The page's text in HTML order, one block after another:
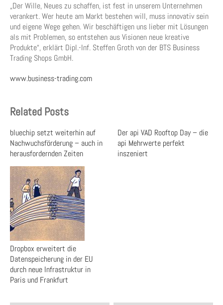
„Der Wille, Neues zu schaffen, ist fest in unserem Unternehmen
verankert. Wer heute am Markt bestehen will, muss innovativ sein
und eigene Wege gehen. Wir beschäftigen uns lieber mit Lösungen
als mit Problemen, so entstehen aus Visionen neue kreative
Produkte“, erklärt Dipl.-Inf. Steffen Groth von der BTS Business
Trading Shops GmbH.
www.business-trading.com
Related Posts
bluechip setzt weiterhin auf
Nachwuchsförderung – auch in
herausfordernden Zeiten
Der api VAD Rooftop Day – die
api Mehrwerte perfekt
inszeniert
Dropbox erweitert die
Datenspeicherung in der EU
durch neue Infrastruktur in
Paris und Frankfurt